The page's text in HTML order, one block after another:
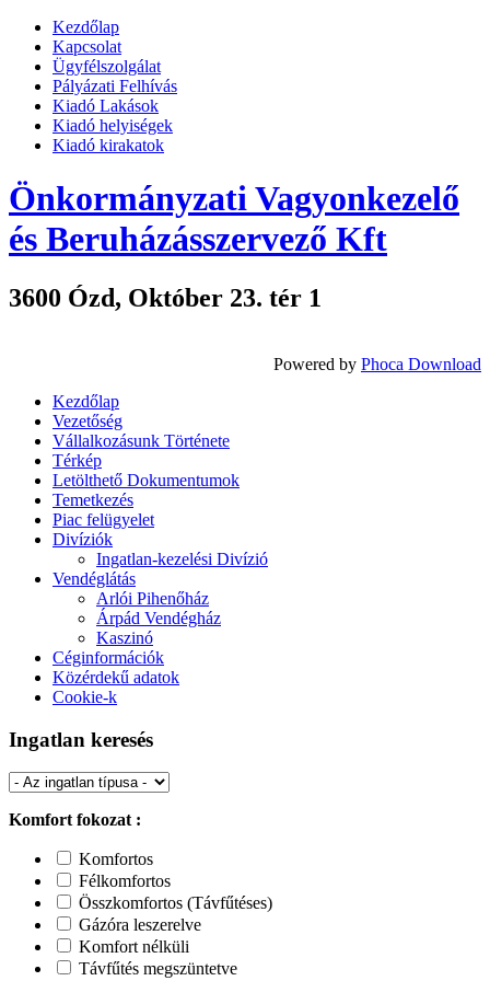
Kezdőlap
Kapcsolat
Ügyfélszolgálat
Pályázati Felhívás
Kiadó Lakások
Kiadó helyiségek
Kiadó kirakatok
Önkormányzati Vagyonkezelő
és Beruházásszervező Kft
3600 Ózd, Október 23. tér 1
Powered by Phoca Download
Kezdőlap
Vezetőség
Vállalkozásunk Története
Térkép
Letölthető Dokumentumok
Temetkezés
Piac felügyelet
Divíziók
Ingatlan-kezelési Divízió
Vendéglátás
Arlói Pihenőház
Árpád Vendégház
Kaszinó
Céginformációk
Közérdekű adatok
Cookie-k
Ingatlan keresés
Komfort fokozat :
Komfortos
Félkomfortos
Összkomfortos (Távfűtéses)
Gázóra leszerelve
Komfort nélküli
Távfűtés megszüntetve